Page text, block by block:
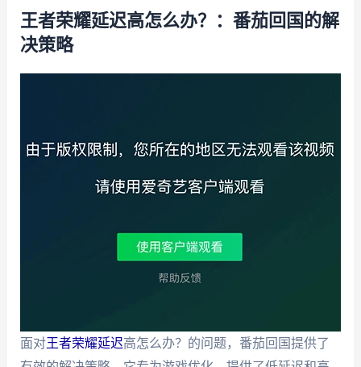
王者荣耀延迟高怎么办？：番茄回国的解
决策略
面对王者荣耀延迟高怎么办？的问题，番茄回国提供了